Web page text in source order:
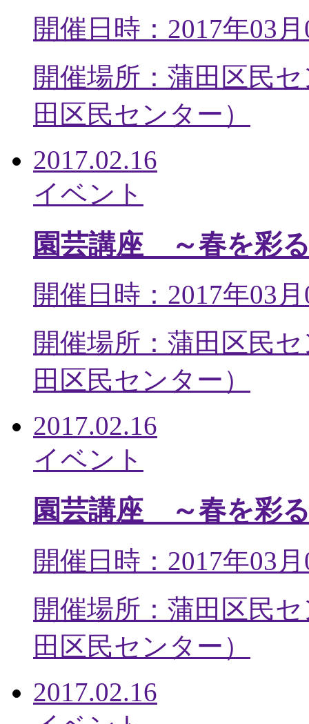
開催日時：2017年03
開催場所：蒲田区民
田区民センター ）
2017.02.16
イベント
園芸講座 ～春を彩
開催日時：2017年03
開催場所：蒲田区民
田区民センター ）
2017.02.16
イベント
園芸講座 ～春を彩
開催日時：2017年03
開催場所：蒲田区民
田区民センター ）
2017.02.16